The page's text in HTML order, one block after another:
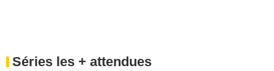
Séries les + attendues